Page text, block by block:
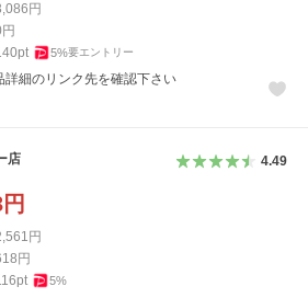
円
円
pt 5%要エントリー
詳細のリンク先を確認下さい
店 4.49
円
円
円
pt 5%